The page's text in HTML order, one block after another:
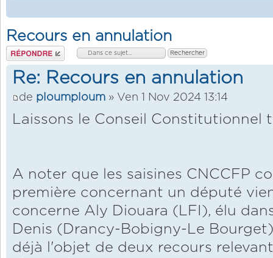
Recours en annulation
Répondre
Re: Recours en annulation
de ploumploum » Ven 1 Nov 2024 13:14
Laissons le Conseil Constitutionnel
A noter que les saisines CNCCFP
première concernant un député
concerne Aly Diouara (LFI), élu
Denis (Drancy-Bobigny-Le
déjà l'objet de deux recours